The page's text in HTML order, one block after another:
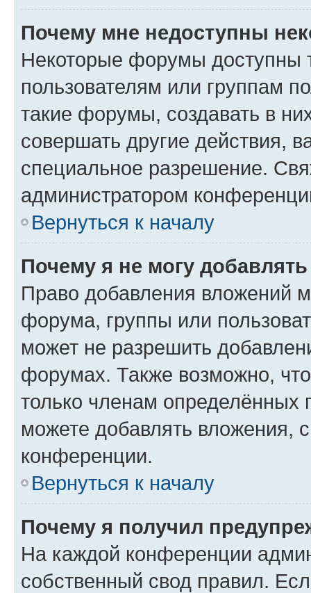
Почему мне недоступны
Некоторые форумы доступны
пользователям или группам
такие форумы, создавать в
совершать другие действия,
специальное разрешение.
администратором
Вернуться к началу
Почему я не могу
Право добавления вложений
форума, группы или
может не разрешить
форумах. Также возможно,
только членам определённых
можете добавлять вложения,
конференции.
Вернуться к началу
Почему я получил
На каждой конференции
собственный свод правил.